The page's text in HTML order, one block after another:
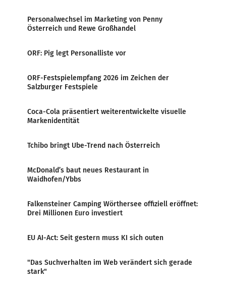
Personalwechsel im Marketing von Penny
Österreich und Rewe Großhandel
ORF: Pig legt Personalliste vor
ORF-Festspielempfang 2026 im Zeichen der
Salzburger Festspiele
Coca-Cola präsentiert weiterentwickelte visuelle
Markenidentität
Tchibo bringt Ube-Trend nach Österreich
McDonald’s baut neues Restaurant in
Waidhofen/Ybbs
Falkensteiner Camping Wörthersee offiziell eröffnet:
Drei Millionen Euro investiert
EU AI-Act: Seit gestern muss KI sich outen
"Das Suchverhalten im Web verändert sich gerade
stark"